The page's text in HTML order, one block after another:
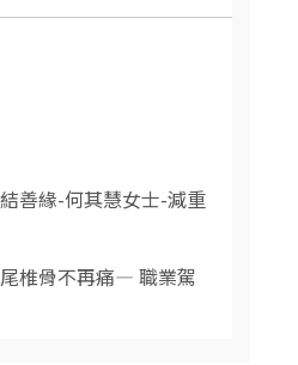
善緣-何其慧女士-減重
椎骨不再痛— 職業駕